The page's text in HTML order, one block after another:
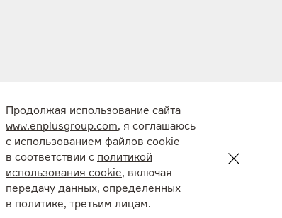
Продолжая использование сайта
www.enplusgroup.com, я соглашаюсь
с использованием файлов cookie
в соответствии с политикой
использования cookie, включая
передачу данных, определенных
в политике, третьим лицам.